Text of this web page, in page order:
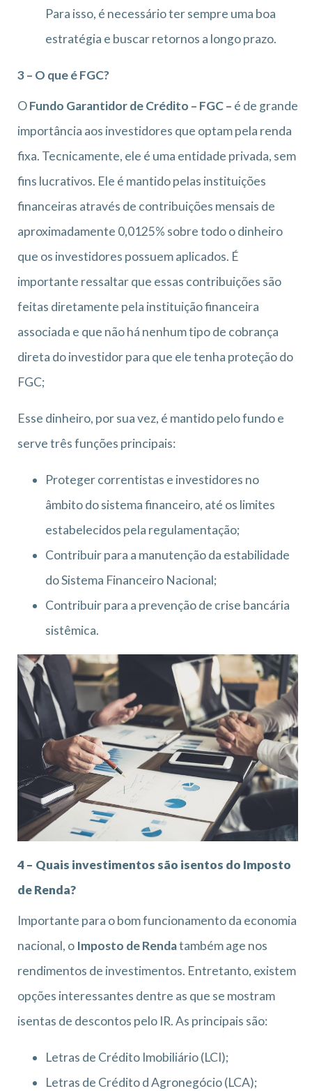
Para isso, é necessário ter sempre uma boa
estratégia e buscar retornos a longo prazo.
3 – O que é FGC?
OFundo Garantidor de Crédito – FGC– é de grande
importância aos investidores que optam pela renda
fixa. Tecnicamente, ele é uma entidade privada, sem
fins lucrativos. Ele é mantido pelas instituições
financeiras através de contribuições mensais de
aproximadamente 0,0125% sobre todo o dinheiro
que os investidores possuem aplicados. É
importante ressaltar que essas contribuições são
feitas diretamente pela instituição financeira
associada e que não há nenhum tipo de cobrança
direta do investidor para que ele tenha proteção do
FGC;
Esse dinheiro, por sua vez, é mantido pelo fundo e
serve três funções principais:
Proteger correntistas e investidores no
âmbito do sistema financeiro, até os limites
estabelecidos pela regulamentação;
Contribuir para a manutenção da estabilidade
do Sistema Financeiro Nacional;
Contribuir para a prevenção de crise bancária
sistêmica.
4 – Quais investimentos são isentos do Imposto
de Renda?
Importante para o bom funcionamento da economia
nacional, o Imposto de Rendatambém age nos
rendimentos de investimentos. Entretanto, existem
opções interessantes dentre as que se mostram
isentas de descontos pelo IR. As principais são:
Letras de Crédito Imobiliário (LCI);
Letras de Crédito d Agronegócio (LCA);